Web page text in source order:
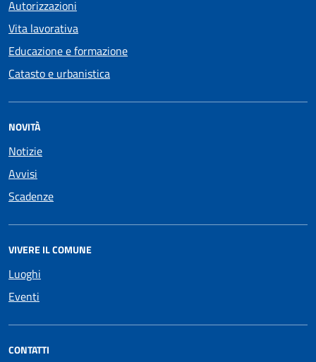
Autorizzazioni
Vita lavorativa
Educazione e formazione
Catasto e urbanistica
NOVITÀ
Notizie
Avvisi
Scadenze
VIVERE IL COMUNE
Luoghi
Eventi
CONTATTI